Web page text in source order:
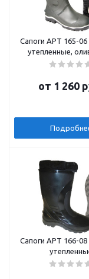
Сапоги АРТ 165-06
утепленные,
от 1 260
Сапоги АРТ 166-08